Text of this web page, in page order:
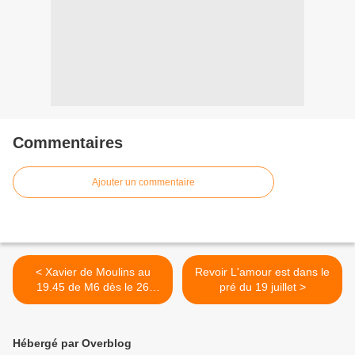
Commentaires
Ajouter un commentaire
< Xavier de Moulins au
19.45 de M6 dès le 26
juillet.
Revoir L'amour est dans le
pré du 19 juillet >
Hébergé par Overblog